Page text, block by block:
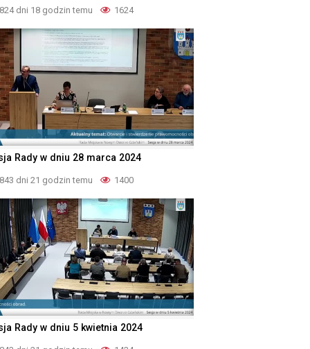
824 dni 18 godzin temu 1624
Rady w dniu 28 marca 2024
843 dni 21 godzin temu 1400
Rady w dniu 5 kwietnia 2024